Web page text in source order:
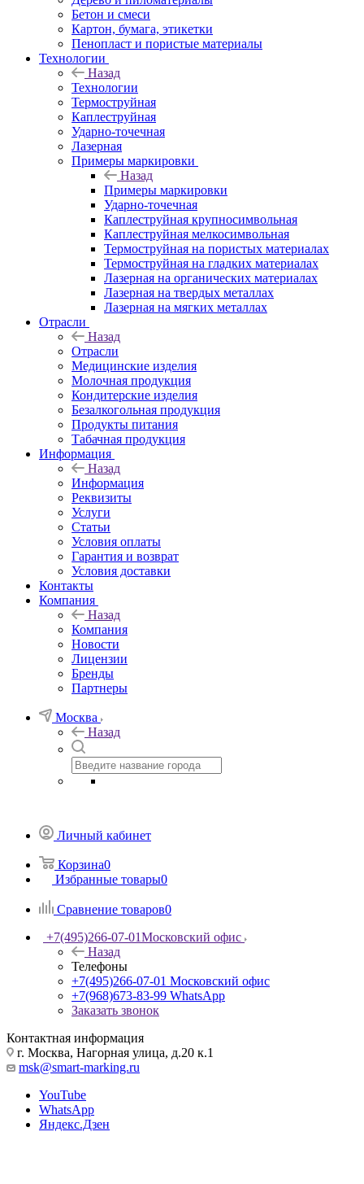
Бетон и смеси
Картон, бумага, этикетки
Пенопласт и пористые материалы
Технологии
Назад
Технологии
Термоструйная
Каплеструйная
Ударно-точечная
Лазерная
Примеры маркировки
Назад
Примеры маркировки
Ударно-точечная
Каплеструйная крупносимвольная
Каплеструйная мелкосимвольная
Термоструйная на пористых материалах
Термоструйная на гладких материалах
Лазерная на органических материалах
Лазерная на твердых металлах
Лазерная на мягких металлах
Отрасли
Назад
Отрасли
Медицинские изделия
Молочная продукция
Кондитерские изделия
Безалкогольная продукция
Продукты питания
Табачная продукция
Информация
Назад
Информация
Реквизиты
Услуги
Статьи
Условия оплаты
Гарантия и возврат
Условия доставки
Контакты
Компания
Назад
Компания
Новости
Лицензии
Бренды
Партнеры
Москва
Назад
Личный кабинет
Корзина0
Избранные товары0
Сравнение товаров0
+7(495)266-07-01Московский офис
Назад
Телефоны
+7(495)266-07-01 Московский офис
+7(968)673-83-99 WhatsApp
Заказать звонок
Контактная информация
г. Москва, Нагорная улица, д.20 к.1
msk@smart-marking.ru
YouTube
WhatsApp
Яндекс.Дзен